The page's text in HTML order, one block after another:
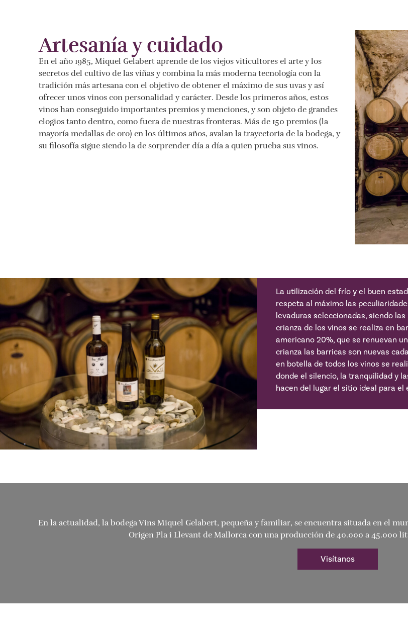
Artesanía y cuidado
En el año 1985, Miquel Gelabert aprende de los viejos viticultores el arte y los
secretos del cultivo de las viñas y combina la más moderna tecnología con la
tradición más artesana con el objetivo de obtener el máximo de sus uvas y así
ofrecer unos vinos con personalidad y carácter. Desde los primeros años, estos
vinos han conseguido importantes premios y menciones, y son objeto de grandes
elogios tanto dentro, como fuera de nuestras fronteras. Más de 150 premios (la
mayoría medallas de oro) en los últimos años, avalan la trayectoria de la bodega, y
su filosofía sigue siendo la de sorprender día a día a quien prueba sus vinos.
La utilización del frío y el buen
respeta al máximo las
levaduras seleccionadas, siendo
crianza de los vinos se realiza en
americano 20%, que se renuevan
crianza las barricas son nuevas
en botella de todos los vinos se
donde el silencio, la tranquilidad y
hacen del lugar el sitio ideal para
En la actualidad, la bodega Vins Miquel Gelabert, pequeña y familiar, se encuentra situada en el
Origen Pla i Llevant de Mallorca con una producción de 40.000 a 45.000
Visítanos